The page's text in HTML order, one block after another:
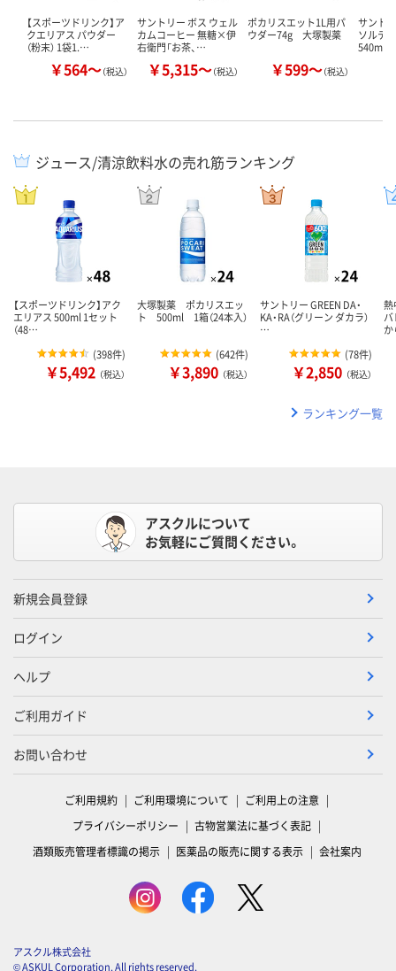
【スポーツドリンク】ア
クエリアス パウダー
（粉末） 1袋1.…
￥564～（税込）
サントリー ボス ウェル
カムコーヒー 無糖×伊
右衛門「お茶、…
￥5,315～（税込）
ポカリスエット1L用パ
ウダー74g 大塚製薬
￥599～（税込）
サント
ソルテ
540ml
ジュース/清涼飲料水の売れ筋ランキング
【スポーツドリンク】アク
エリアス 500ml 1セット
（48…
(398件)
￥5,492 （税込）
大塚製薬 ポカリスエッ
ト 500ml 1箱（24本入）
(642件)
￥3,890 （税込）
サントリー GREEN DA・
KA・RA（グリーン ダカラ）
…
(78件)
￥2,850 （税込）
熱
ランキング一覧
アスクルについて
お気軽にご質問ください。
新規会員登録
ログイン
ヘルプ
ご利用ガイド
お問い合わせ
ご利用規約 ご利用環境について
ご利用上の注意
プライバシーポリシー
古物営業法に基づく表記
酒類販売管理者標識の掲示
医薬品の販売に関する表示 会社案内
アスクル株式会社
© ASKUL Corporation. All rights reserved.